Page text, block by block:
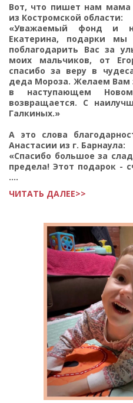
Вот, что пишет нам мама
из Костромской области:
«Уважаемый фонд и
Екатерина, подарки
поблагодарить Вас за
моих мальчиков, от
спасибо за веру в
деда Мороза. Желаем Вам
в наступающем
возвращается. С
Галкиных.»
А это слова
Анастасии из г. Барнаула:
«Спасибо большое за
предела! Этот подарок -
....
ЧИТАТЬ ДАЛЕЕ>>